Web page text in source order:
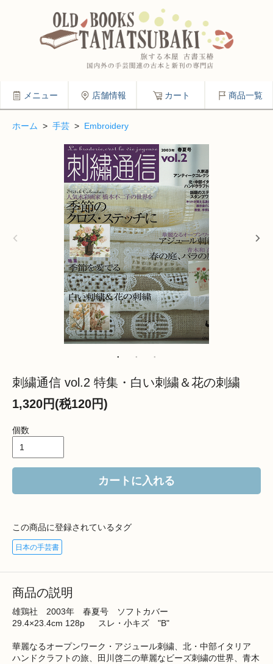
メニュー 店舗情報 カート 商品一覧
ホーム > 手芸 > Embroidery
刺繍通信 vol.2 特集・白い刺繍＆花の刺繍
1,320円(税120円)
個数
カートに入れる
この商品に登録されているタグ
日本の手芸書
商品の説明
雄鶏社 2003年 春夏号 ソフトカバー
29.4×23.4cm 128p スレ・小キズ "B"
華麗なるオープンワーク・アジュール刺繍、北・中部イタリア
ハンドクラフトの旅、田川啓二の華麗なビーズ刺繍の世界、青木